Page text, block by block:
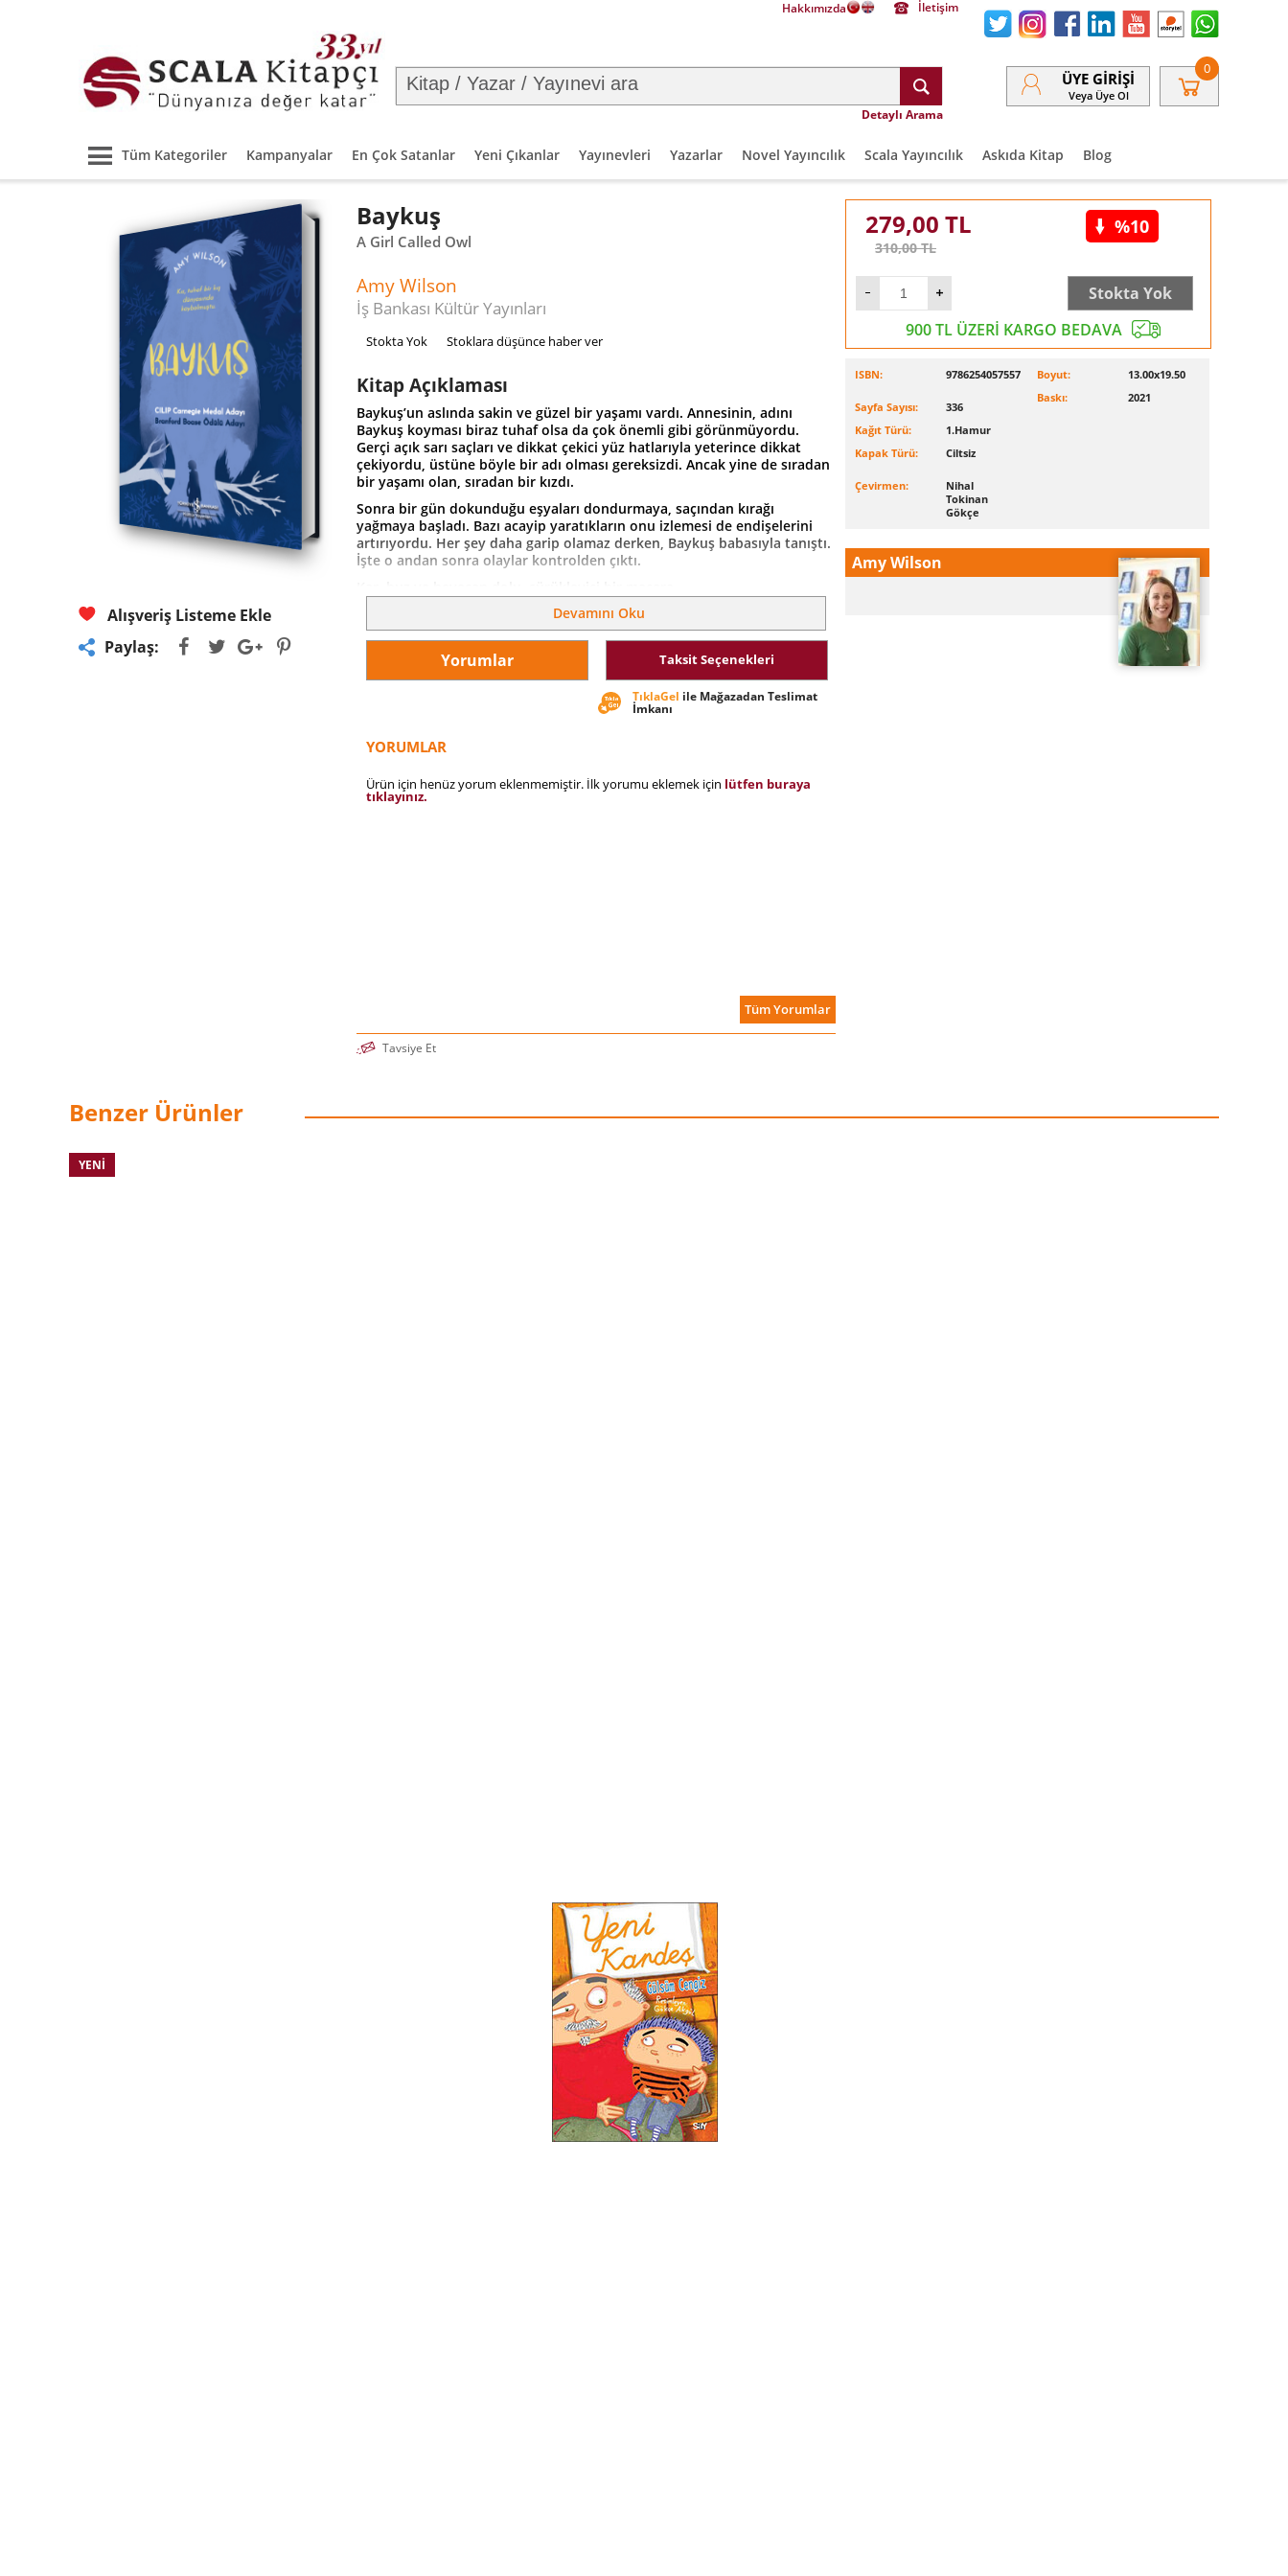
Hakkımızda İletişim
Detaylı Arama
ÜYE GIRIŞI
Veya Üye Ol
0
Tüm Kategoriler Kampanyalar En Çok Satanlar Yeni Çıkanlar Yayınevleri Yazarlar Novel Yayıncılık Scala Yayıncılık Askıda Kitap Blog
Alışveriş Listeme Ekle
Paylaş:
Baykuş
A Girl Called Owl
Amy Wilson
İş Bankası Kültür Yayınları
Stokta Yok Stoklara düşünce haber ver
Kitap Açıklaması
Baykuş’un aslında sakin ve güzel bir yaşamı vardı. Annesinin, adını
Baykuş koyması biraz tuhaf olsa da çok önemli gibi görünmüyordu.
Gerçi açık sarı saçları ve dikkat çekici yüz hatlarıyla yeterince dikkat
çekiyordu, üstüne böyle bir adı olması gereksizdi. Ancak yine de sıradan
bir yaşamı olan, sıradan bir kızdı.
Sonra bir gün dokunduğu eşyaları dondurmaya, saçından kırağı
yağmaya başladı. Bazı acayip yaratıkların onu izlemesi de endişelerini
artırıyordu. Her şey daha garip olamaz derken, Baykuş babasıyla tanıştı.
İşte o andan sonra olaylar kontrolden çıktı.
Devamını Oku
Yorumlar Taksit Seçenekleri
TıklaGel ile Mağazadan Teslimat
İmkanı
YORUMLAR
Ürün için henüz yorum eklenmemiştir. İlk yorumu eklemek için lütfen buraya
tıklayınız.
Tüm Yorumlar
Tavsiye Et
279,00 TL
310,00TL
%10
Stokta Yok
900 TL ÜZERİ KARGO BEDAVA
ISBN: 9786254057557
Sayfa Sayısı:
336
Kağıt Türü:
1.Hamur
Kapak Türü:
Ciltsiz
Çevirmen:
Nihal
Tokinan
Gökçe
Boyut:
13.00x19.50
Baskı:
2021
Amy Wilson
Benzer Ürünler
YENI